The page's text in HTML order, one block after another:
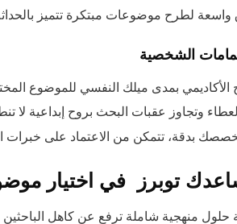
لطرح موضوعات مبتكرة تتميز
الشخصية
الأكاديمي بمدى ميلك النفسي للموضوع
وتجاوز عقبات البحث بروح
بدقة، تتمكن من الاعتماد على
توبرز في اختيار
حلول منهجية شاملة ترفع عن كاهل